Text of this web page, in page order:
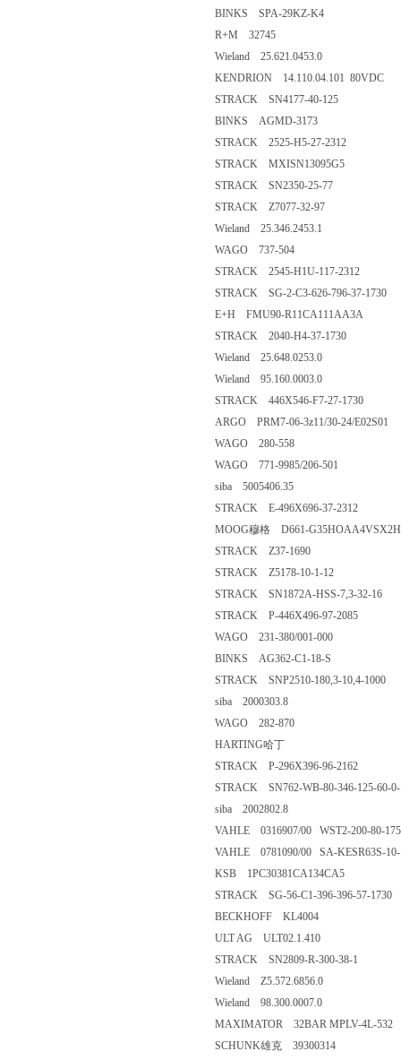
BINKS SPA-29KZ-K4
R+M 32745
Wieland 25.621.0453.0
KENDRION 14.110.04.101 80VDC
STRACK SN4177-40-125
BINKS AGMD-3173
STRACK 2525-H5-27-2312
STRACK MXISN13095G5
STRACK SN2350-25-77
STRACK Z7077-32-97
Wieland 25.346.2453.1
WAGO 737-504
STRACK 2545-H1U-117-2312
STRACK SG-2-C3-626-796-37-1730
E+H FMU90-R11CA111AA3A
STRACK 2040-H4-37-1730
Wieland 25.648.0253.0
Wieland 95.160.0003.0
STRACK 446X546-F7-27-1730
ARGO PRM7-06-3z11/30-24/E02S01
WAGO 280-558
WAGO 771-9985/206-501
siba 5005406.35
STRACK E-496X696-37-2312
MOOG穆格 D661-
STRACK Z37-1690
STRACK Z5178-10-1-12
STRACK SN1872A-HSS-7,3-32-16
STRACK P-446X496-97-2085
WAGO 231-380/001-000
BINKS AG362-C1-18-S
STRACK SNP2510-180,3-10,4-1000
siba 2000303.8
WAGO 282-870
HARTING哈丁
STRACK P-296X396-96-2162
STRACK SN762-WB-80-346-125-60-0-
siba 2002802.8
VAHLE 0316907/00 WST2-200-80-
VAHLE 0781090/00 SA-KESR63S-10-
KSB 1PC30381CA134CA5
STRACK SG-56-C1-396-396-57-1730
BECKHOFF KL4004
ULT AG ULT02.1.410
STRACK SN2809-R-300-38-1
Wieland Z5.572.6856.0
Wieland 98.300.0007.0
MAXIMATOR 32BAR MPLV-4L-532
SCHUNK雄克 39300314